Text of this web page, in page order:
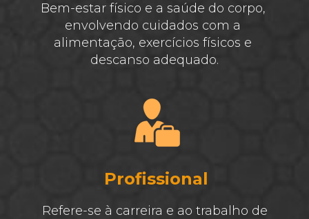
Bem-estar físico e a saúde do corpo,
envolvendo cuidados com a
alimentação, exercícios físicos e
descanso adequado.
Refere-se à carreira e ao trabalho de
Profissional